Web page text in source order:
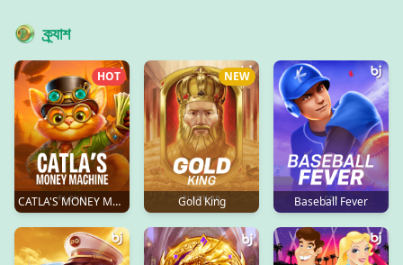
ক্র্যাশ
CATLA'S MONEY MACHINE
HOT
Gold King
NEW
Baseball Fever